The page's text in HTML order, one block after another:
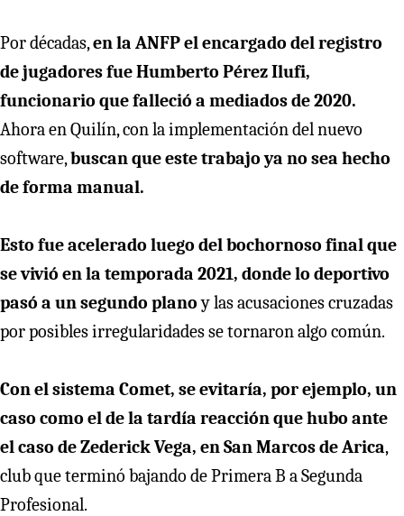
Por décadas,en la ANFP el encargado del registro
de jugadores fue Humberto Pérez Ilufi,
funcionario que falleció a mediados de 2020.
Ahora en Quilín, con la implementación del nuevo
software,buscan que este trabajo ya no sea hecho
de forma manual.
Esto fue acelerado luego del bochornoso final que
se vivió en la temporada 2021, donde lo deportivo
pasó a un segundo planoy las acusaciones cruzadas
por posibles irregularidades se tornaron algo común.
Con el sistema Comet, se evitaría, por ejemplo, un
caso como el de la tardía reacción que hubo ante
el caso de Zederick Vega, en San Marcos de Arica,
club que terminó bajando de Primera B a Segunda
Profesional.